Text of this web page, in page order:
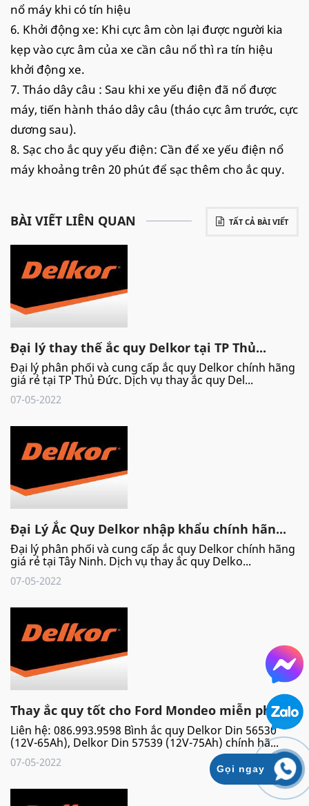
nổ máy khi có tín hiệu
6. Khởi động xe: Khi cực âm còn lại được người kia
kẹp vào cực âm của xe cần câu nổ thì ra tín hiệu
khởi động xe.
7. Tháo dây câu : Sau khi xe yếu điện đã nổ được
máy, tiến hành tháo dây câu (tháo cực âm trước, cực
dương sau).
8. Sạc cho ắc quy yếu điện: Cần để xe yếu điện nổ
máy khoảng trên 20 phút để sạc thêm cho ắc quy.
TẤT CẢ BÀI VIẾT
BÀI VIẾT LIÊN QUAN
Đại lý thay thế ắc quy Delkor tại TP Thủ...
Đại lý phân phối và cung cấp ắc quy Delkor chính hãng
giá rẻ tại TP Thủ Đức. Dịch vụ thay ắc quy Del...
07-05-2022
Đại Lý Ắc Quy Delkor nhập khẩu chính hãn...
Đại lý phân phối và cung cấp ắc quy Delkor chính hãng
giá rẻ tại Tây Ninh. Dịch vụ thay ắc quy Delko...
07-05-2022
Thay ắc quy tốt cho Ford Mondeo miễn phí...
Liên hệ: 086.993.9598 Bình ắc quy Delkor Din 56530
(12V-65Ah), Delkor Din 57539 (12V-75Ah) chính hã...
07-05-2022
Gọi ngay